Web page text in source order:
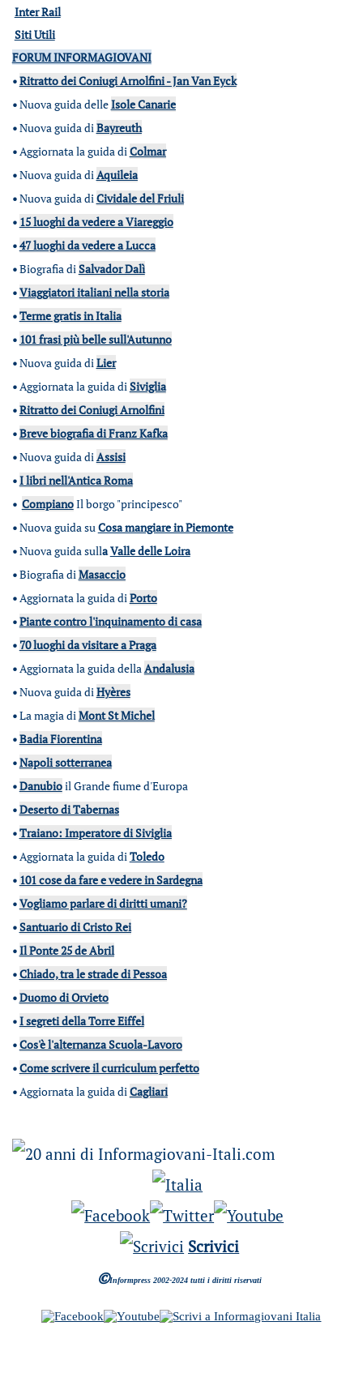
Inter Rail
Siti Utili
FORUM INFORMAGIOVANI
•Ritratto dei Coniugi Arnolfini - Jan Van Eyck
•Nuova guida delleIsole Canarie
•Nuova guida diBayreuth
•Aggiornata la guida diColmar
•Nuova guida diAquileia
•Nuova guida diCividale del Friuli
• 15 luoghi da vedere a Viareggio
•47 luoghi da vedere a Lucca
•Biografia diSalvador Dalì
•Viaggiatori italiani nella storia
•Terme gratis in Italia
• 101 frasi più belle sull'Autunno
•Nuova guida diLier
•Aggiornata la guida diSiviglia
•Ritratto dei Coniugi Arnolfini
•Breve biografia di Franz Kafka
•Nuova guida diAssisi
•I libri nell'Antica Roma
• CompianoIl borgo "principesco"
•Nuova guida suCosa mangiare in Piemonte
•Nuova guida sullaValle delle Loira
•Biografia diMasaccio
•Aggiornata la guida diPorto
•Piante contro l'inquinamento di casa
• 70 luoghi da visitare a Praga
•Aggiornata la guida dellaAndalusia
•Nuova guida diHyères
•La magia diMont St Michel
•Badia Fiorentina
•Napoli sotterranea
•Danubioil Grande fiume d'Europa
•Deserto di Tabernas
•Traiano: Imperatore di Siviglia
•Aggiornata la guida diToledo
• 101 cose da fare e vedere in Sardegna
•Vogliamo parlare di diritti umani?
•Santuario di Cristo Rei
•Il Ponte 25 de Abril
•Chiado, tra le strade di Pessoa
•Duomo di Orvieto
•I segreti della Torre Eiffel
•Cos'è l'alternanza Scuola-Lavoro
•Come scrivere il curriculum perfetto
•Aggiornata la guida diCagliari
Scrivici
©Informpress 2002-2024 tutti i diritti riservati